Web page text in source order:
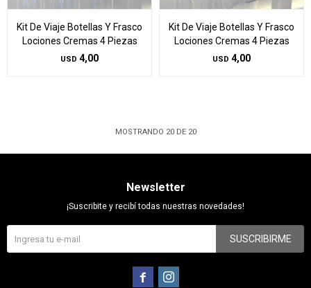
Kit De Viaje Botellas Y Frasco
Lociones Cremas 4 Piezas
USD 4,00
Kit De Viaje Botellas Y Frasco
Lociones Cremas 4 Piezas
USD 4,00
MOSTRANDO 20DE 20
Newsletter
¡Suscribite y recibí todas nuestras novedades!
SUSCRIBIRME
 